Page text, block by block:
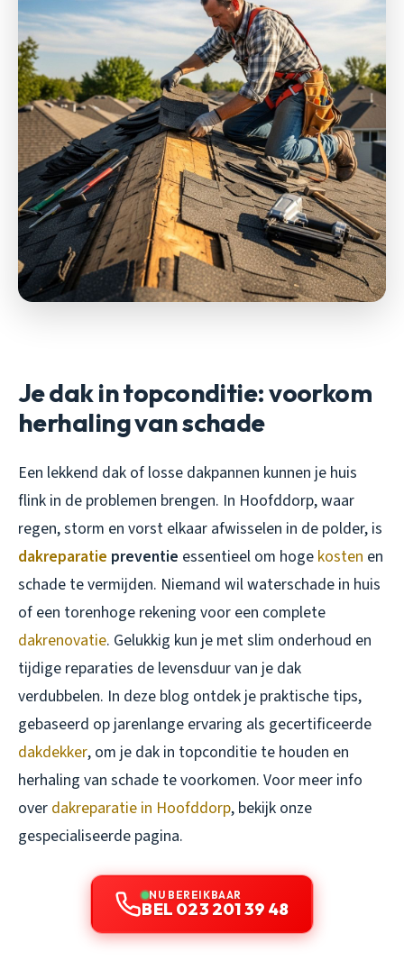
Je dak in topconditie: voorkom
herhaling van schade
Een lekkend dak of losse dakpannen kunnen je huis
flink in de problemen brengen. In Hoofddorp, waar
regen, storm en vorst elkaar afwisselen in de polder, is
dakreparatie preventie essentieel om hoge kosten en
schade te vermijden. Niemand wil waterschade in huis
of een torenhoge rekening voor een complete
dakrenovatie. Gelukkig kun je met slim onderhoud en
tijdige reparaties de levensduur van je dak
verdubbelen. In deze blog ontdek je praktische tips,
gebaseerd op jarenlange ervaring als gecertificeerde
dakdekker, om je dak in topconditie te houden en
herhaling van schade te voorkomen. Voor meer info
over dakreparatie in Hoofddorp, bekijk onze
gespecialiseerde pagina.
NU BEREIKBAAR
BEL 023 201 39 48